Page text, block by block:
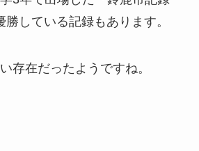
している記録もあります。
存在だったようですね。